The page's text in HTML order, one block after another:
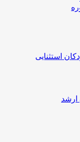
استثنایی
ارشد